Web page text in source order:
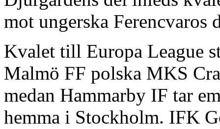
mot ungerska Ferencvaros
Kvalet till Europa League
Malmö FF polska MKS
medan Hammarby IF tar
hemma i Stockholm. IFK